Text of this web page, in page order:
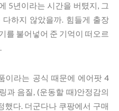
5년이라는 시간을 버텼지, 그
하지 않았을까. 힘들게 출장
를 불어넣어 준 기억이 떠오르
이라는 공식 때문에 에어팟 4
과 음질, (운동할 때)안정감의
했다. 더군다나 쿠팡에서 구매